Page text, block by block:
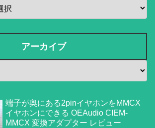
アーカイブ
端子が奥にある2pinイヤホンをMMCX
イヤホンにできる OEAudio CIEM-
MMCX 変換アダプター レビュー